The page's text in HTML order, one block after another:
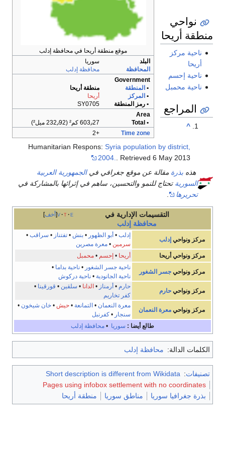
موقع منطقة أريحا في محافظة إدلب
البلد
سوريا
المحافظة
محافظة إدلب
Government
• المنطقة
منطقة أريحا
• المركز
أريحا
• رمز المنطقة
SY0705
Area
• Total
603٫27 كم² (232٫92 ميل²)
Time zone
+2
نواحي
منطقة أريحا
ناحية مركز
أريحا
ناحية إحسم
ناحية محمبل
المراجع
^
Humanitarian Respons:Syria population by district,
2004.. Retrieved 6 May 2013
هذه بذرة مقالة عن موقع جغرافي فيالجمهورية العربية
السورية تحتاج للنمو والتحسين، ساهم في إثرائها بالمشاركة في
تحريرها
.
أخف v t e
التقسيمات الإدارية في
محافظة إدلب
مركز ونواحيإدلب
إدلب •أبو الظهور •بنش •تفتناز • سراقب •
سرمين •معرة مصرين
مركز ونواحيأريحا أريحا •إحسم •محمبل
مركز ونواحيجسر الشغور
ناحية جسر الشغور •ناحية بداما •
ناحية الجانودية •ناحية دركوش
مركز ونواحيحارم
حارم •أرمناز •الدانا • سلقين • قورقينا •
كفر تخاريم
مركز ونواحيمعرة النعمان
معرة النعمان •التمانعة •حيش •خان شيخون •
سنجار •كفرنبل
طالع أيضا : سوريا • محافظة إدلب
الكلمات الدالة: محافظة إدلب
تصنيفات:
Short description is different from Wikidata
Pages using infobox settlement with no coordinates
بذرة جغرافيا سوريا
مناطق سوريا منطقة أريحا